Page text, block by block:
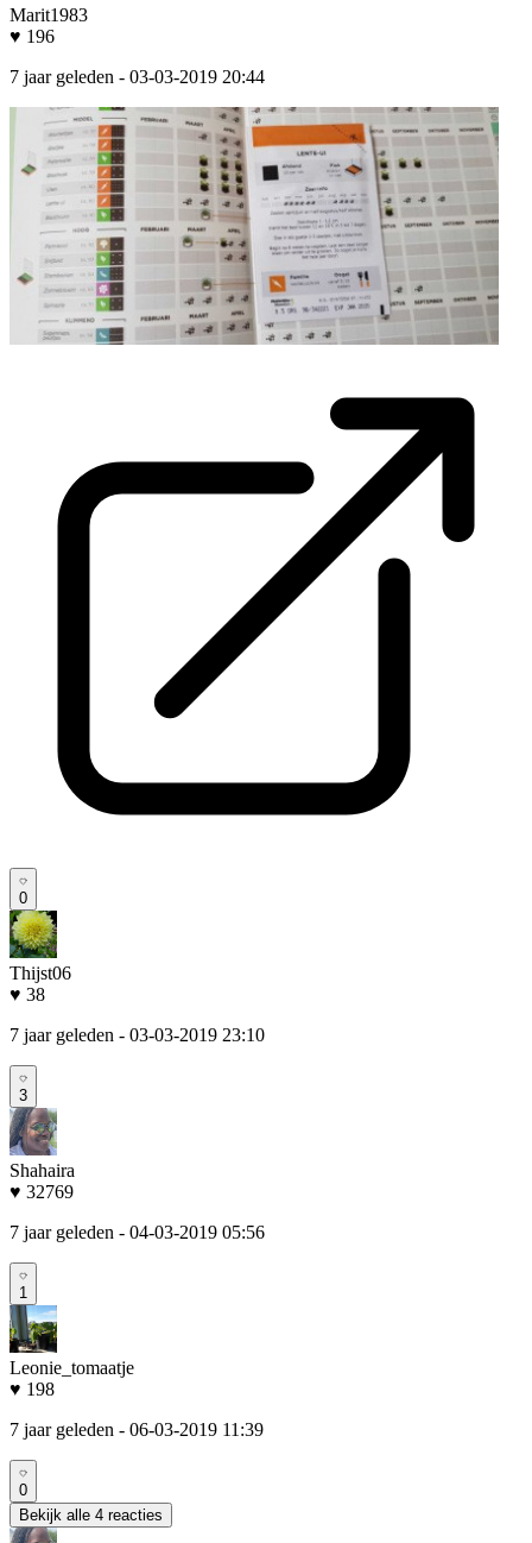
Marit1983
♥ 196
7 jaar geleden - 03-03-2019 20:44
0
Thijst06
♥ 38
7 jaar geleden - 03-03-2019 23:10
3
Shahaira
♥ 32769
7 jaar geleden - 04-03-2019 05:56
1
Leonie_tomaatje
♥ 198
7 jaar geleden - 06-03-2019 11:39
0
Bekijk alle 4 reacties